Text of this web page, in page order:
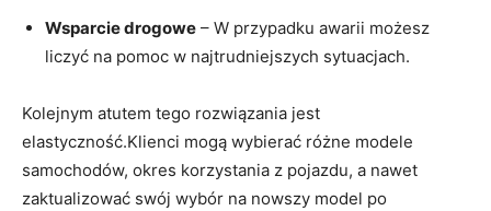
Wsparcie drogowe – W przypadku awarii ​możesz‌
liczyć na pomoc w najtrudniejszych sytuacjach.
Kolejnym atutem⁣ tego⁣ rozwiązania jest
elastyczność.Klienci mogą wybierać różne modele
samochodów, okres ‍korzystania ​z pojazdu, a nawet
zaktualizować swój wybór na ​nowszy⁤ model po